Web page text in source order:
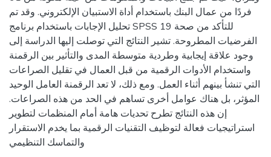
فردًا من عمال البنك باستخدام أداة الاستبيان الإلكتروني. وقد تم
تحليل الإجابات باستخدام برنامج SPSS 19 للتأكد من صحة
الفرضيات المطروحة. تشير النتائج التي توصلت إليها الدراسة إلى
وجود علاقة إيجابية وطردية متوسطة المدى والتأثير بين الرقمنة
واستخدام الأدوات الرقمية من قبل العمال في تقليل الصراعات
التي تنشأ بينهم أثناء العمل. ومع ذلك، لا تعد الرقمنة العامل الوحيد
المؤثر، بل هناك عوامل أخرى تساهم في الحد من هذه الصراعات.
إن هذه النتائج تطرح تحديات هامة أمام المنظمات لتطوير
استراتيجيات فعالة لتوظيف التقنيات الرقمية بما يخدم الاستقرار
والتماسك التنظيمي